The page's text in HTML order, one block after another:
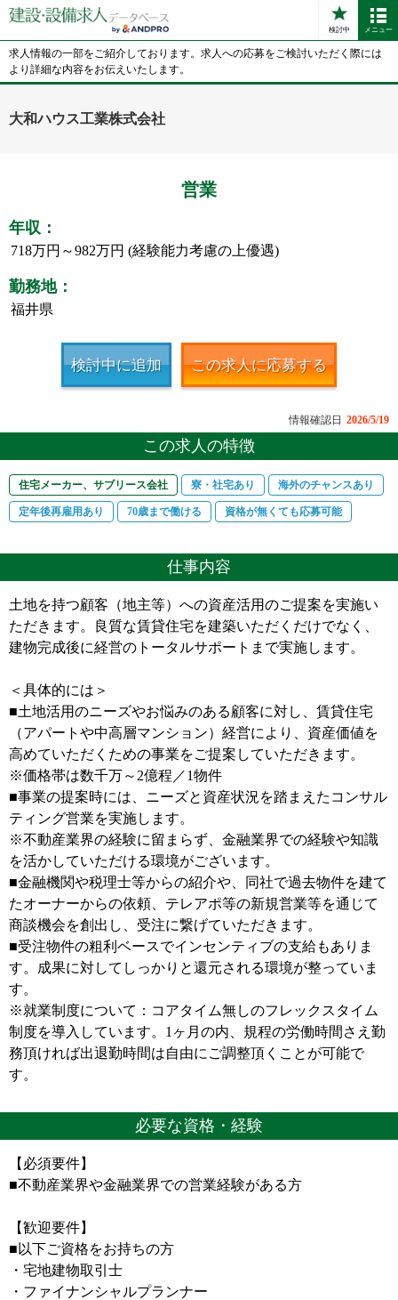
検討中 メニュー
求人情報の一部をご紹介しております。求人への応募をご検討いただく際には
より詳細な内容をお伝えいたします。
大和ハウス工業株式会社
営業
年収：
718万円～982万円 (経験能力考慮の上優遇)
勤務地：
福井県
検討中に追加 この求人に応募する
情報確認日 2026/5/19
この求人の特徴
住宅メーカー、サブリース会社 寮・社宅あり 海外のチャンスあり
定年後再雇用あり 70歳まで働ける 資格が無くても応募可能
仕事内容
土地を持つ顧客（地主等）への資産活用のご提案を実施い
ただきます。良質な賃貸住宅を建築いただくだけでなく、
建物完成後に経営のトータルサポートまで実施します。
＜具体的には＞
■土地活用のニーズやお悩みのある顧客に対し、賃貸住宅
（アパートや中高層マンション）経営により、資産価値を
高めていただくための事業をご提案していただきます。
※価格帯は数千万～2億程／1物件
■事業の提案時には、ニーズと資産状況を踏まえたコンサル
ティング営業を実施します。
※不動産業界の経験に留まらず、金融業界での経験や知識
を活かしていただける環境がございます。
■金融機関や税理士等からの紹介や、同社で過去物件を建て
たオーナーからの依頼、テレアポ等の新規営業等を通じて
商談機会を創出し、受注に繋げていただきます。
■受注物件の粗利ベースでインセンティブの支給もありま
す。成果に対してしっかりと還元される環境が整っていま
す。
※就業制度について：コアタイム無しのフレックスタイム
制度を導入しています。1ヶ月の内、規程の労働時間さえ勤
務頂ければ出退勤時間は自由にご調整頂くことが可能で
す。
必要な資格・経験
【必須要件】
■不動産業界や金融業界での営業経験がある方
【歓迎要件】
■以下ご資格をお持ちの方
・宅地建物取引士
・ファイナンシャルプランナー